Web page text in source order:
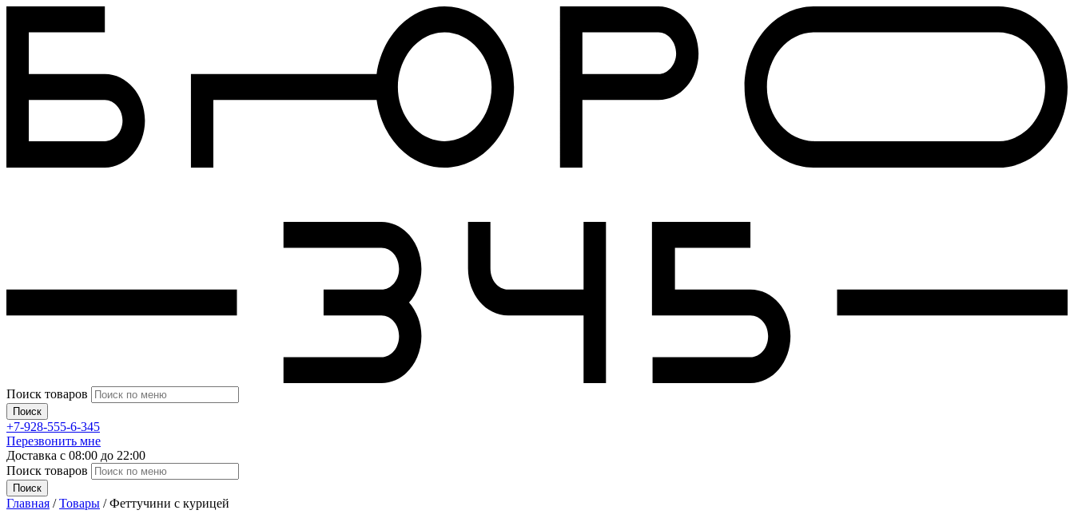
Поиск товаров
Поиск
+7-928-555-6-345
Перезвонить мне
Доставка с 08:00 до 22:00
Поиск товаров
Поиск
Главная /Товары /Феттучини с курицей